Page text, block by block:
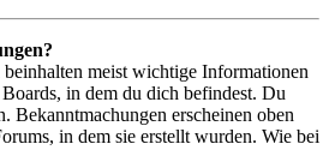
meist wichtige Informationen
in dem du dich befindest. Du
Bekanntmachungen erscheinen oben
in dem sie erstellt wurden. Wie bei